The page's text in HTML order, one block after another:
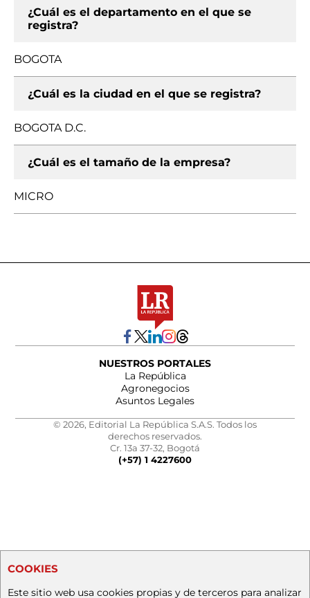
¿Cuál es el departamento en el que se
registra?
BOGOTA
¿Cuál es la ciudad en el que se registra?
BOGOTA D.C.
¿Cuál es el tamaño de la empresa?
MICRO
NUESTROS PORTALES
La República
Agronegocios
Asuntos Legales
© 2026, Editorial La República S.A.S. Todos los
derechos reservados.
Cr. 13a 37-32, Bogotá
(+57) 1 4227600
COOKIES
Este sitio web usa cookies propias y de terceros para analizar